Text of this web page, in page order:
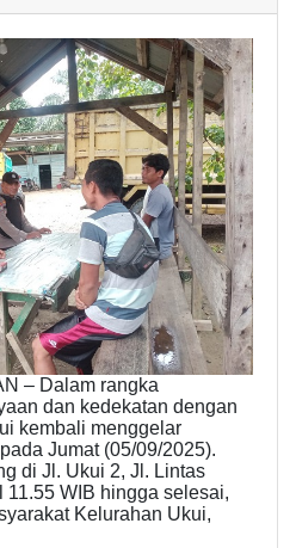
– Dalam rangka
dan kedekatan dengan
kembali menggelar
Jumat (05/09/2025).
di Jl. Ukui 2, Jl. Lintas
WIB hingga selesai,
Kelurahan Ukui,